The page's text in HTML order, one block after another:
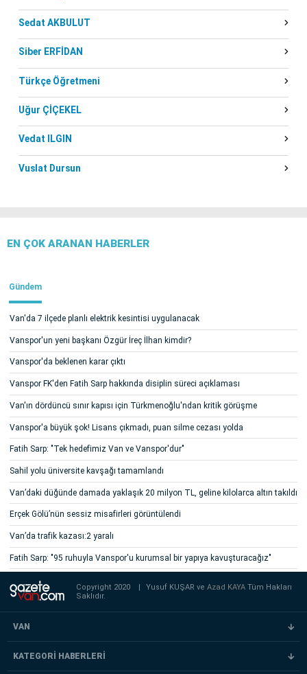
Sedat AKBULUT
Siber ERFİDAN
Türkçe Öğretmeni
Uğur ÇİÇEKEL
Vedat ILGIN
Vuslat Dursun
EN ÇOK ARANAN HABERLER
Gündem
Van'da 7 ilçede planlı elektrik kesintisi uygulanacak
Vanspor'un yeni başkanı Özgür İreç İlhan kimdir?
Vanspor'da beklenen karar çıktı
Vanspor FK'den Fatih Sarp hakkında disiplin süreci açıklaması
Van'ın dördüncü sınır kapısı için Türkmenoğlu'ndan kritik görüşme
Vanspor'a büyük şok! Lisans çıkmadı, puan silme cezası yolda
Fatih Sarp: "Tek hedefimiz Van ve Vanspor'dur"
Sahil yolu üniversite kavşağı tamamlandı
Van’daki düğünde damada yaklaşık 20 milyon TL, geline kilolarca altın takıldı
Erçek Gölü’nün sessiz misafirleri görüntülendi
Van’da trafik kazası:2 yaralı
Fatih Sarp: "95 ruhuyla Vanspor'u kurumsal bir yapıya kavuşturacağız"
Copyright 2020 Yusuf KUŞAR veAzad KAYATüm Hakları
Saklıdır.
VAN
KATEGORİ HABERLERİ